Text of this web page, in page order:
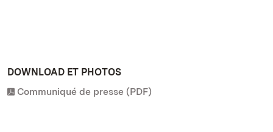
DOWNLOAD ET PHOTOS
Communiqué de presse (PDF)